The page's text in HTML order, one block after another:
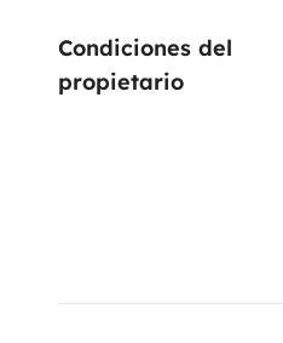
Condiciones del
propietario